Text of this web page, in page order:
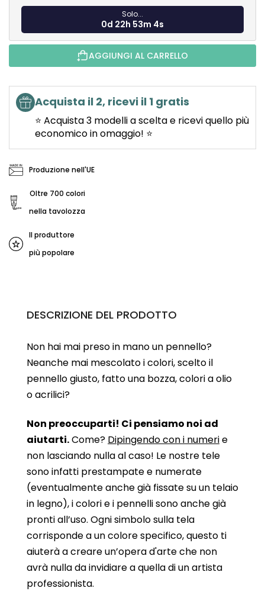
Solo...
0d 22h 53m 4s
AGGIUNGI AL CARRELLO
Acquista il 2, ricevi il 1 gratis
⭐ Acquista 3 modelli a scelta e ricevi quello più
economico in omaggio! ⭐
Produzione nell'UE
Oltre 700 colori
nella tavolozza
Il produttore
più popolare
DESCRIZIONE DEL PRODOTTO
Non hai mai preso in mano un pennello?
Neanche mai mescolato i colori, scelto il
pennello giusto, fatto una bozza, colori a olio
o acrilici?
Non preoccuparti! Ci pensiamo noi ad
aiutarti.Come? Dipingendo con i numerie
non lasciando nulla al caso! Le nostre tele
sono infatti prestampate e numerate
(eventualmente anche già fissate su un telaio
in legno), i colori e i pennelli sono anche già
pronti all’uso. Ogni simbolo sulla tela
corrisponde a un colore specifico, questo ti
aiuterà a creare un’opera d'arte che non
avrà nulla da invidiare a quella di un artista
professionista.